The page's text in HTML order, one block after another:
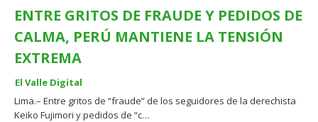
ENTRE GRITOS DE FRAUDE Y PEDIDOS DE
CALMA, PERÚ MANTIENE LA TENSIÓN
EXTREMA
El Valle Digital
Lima.– Entre gritos de “fraude” de los seguidores de la derechista
Keiko Fujimori y pedidos de “c…